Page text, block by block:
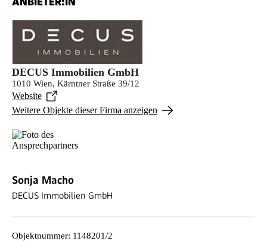
DECUS Immobilien GmbH
1010 Wien, Kärntner Straße 39/12
Website
Weitere Objekte dieser Firma anzeigen
Sonja Macho
DECUS Immobilien GmbH
Objektnummer: 1148201/2